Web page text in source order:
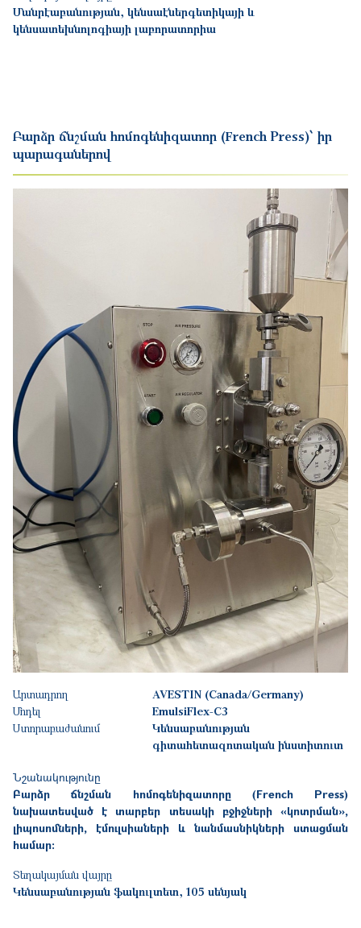
Մանրէաբանության, կենսաէներգետիկայի և
կենսատեխնոլոգիայի լաբորատորիա
Բարձր ճնշման հոմոգենիզատոր (French Press)՝ իր
պարագաներով
Արտադրող
AVESTIN (Canada/Germany)
Մոդել
EmulsiFlex-C3
Ստորաբաժանում
Կենսաբանության
գիտահետազոտական ինստիտուտ
Նշանակությունը
Բարձր ճնշման հոմոգենիզատորը (French Press)
նախատեսված է տարբեր տեսակի բջիջների «կոտրման»,
լիպոսոմների, էմուլսիաների և նանմասնիկների ստացման
համար։
Տեղակայման վայրը
Կենսաբանության ֆակուլտետ, 105 սենյակ